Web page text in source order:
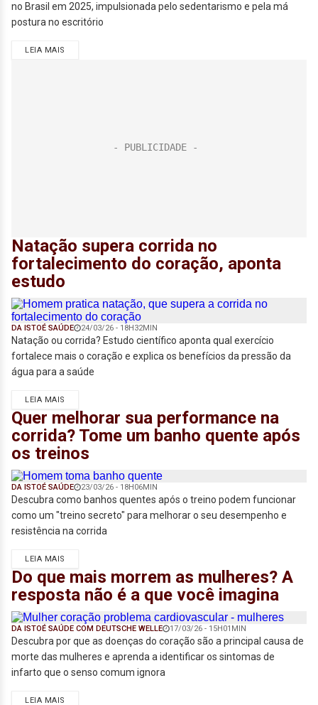
no Brasil em 2025, impulsionada pelo sedentarismo e pela má
postura no escritório
LEIA MAIS
Natação supera corrida no
fortalecimento do coração, aponta
estudo
DA ISTOÉ SAÚDE 24/03/26 - 18H32MIN
Natação ou corrida? Estudo científico aponta qual exercício
fortalece mais o coração e explica os benefícios da pressão da
água para a saúde
LEIA MAIS
Quer melhorar sua performance na
corrida? Tome um banho quente após
os treinos
DA ISTOÉ SAÚDE 23/03/26 - 18H06MIN
Descubra como banhos quentes após o treino podem funcionar
como um "treino secreto" para melhorar o seu desempenho e
resistência na corrida
LEIA MAIS
Do que mais morrem as mulheres? A
resposta não é a que você imagina
DA ISTOÉ SAÚDE COM DEUTSCHE WELLE 17/03/26 - 15H01MIN
Descubra por que as doenças do coração são a principal causa de
morte das mulheres e aprenda a identificar os sintomas de
infarto que o senso comum ignora
LEIA MAIS